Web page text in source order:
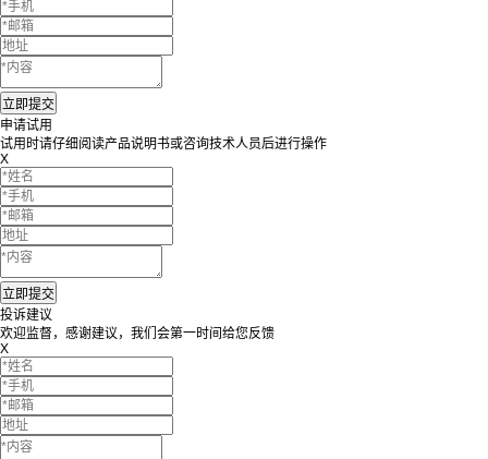
申请试用
试用时请仔细阅读产品说明书或咨询技术人员后进行操作
X
投诉建议
欢迎监督，感谢建议，我们会第一时间给您反馈
X